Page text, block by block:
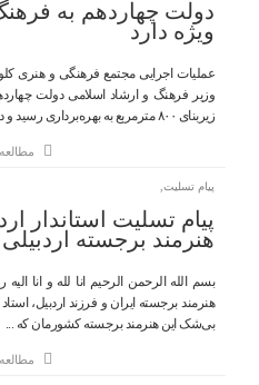
دولت چهاردهم به
ویژه دارد
زیربنای ۸۰۰ مترمربع به بهره‌برداری رسید و در ...
پیام تسلیت,
پیام تسلیت استاندار
هنرمند برجسته
بسم الله الرحمن الرحیم انا لله و انا
هنرمند برجسته ایران و فرزند اردبیل،
بی‌شک این هنرمند برجسته کشورمان که ...